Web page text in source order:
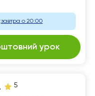
завтра о 20:00
урок
5